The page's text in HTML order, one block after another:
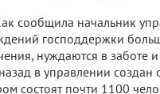
сообщила начальник
господдержки
нуждаются в заботе
в управлении создан
состоят почти 1100